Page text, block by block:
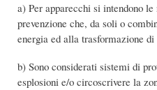
a) Per apparecchi si intendono
prevenzione che, da soli o
energia ed alla trasformazione
b) Sono considerati sistemi di
esplosioni e/o circoscrivere la